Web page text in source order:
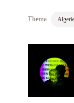
Thema